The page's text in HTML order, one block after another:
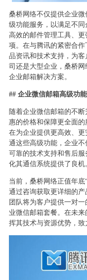
桑桥网络不仅提供企业
级功能服务，以满足不
高效的邮件管理工具、
项。在与腾讯的紧密合
品资讯和技术支持，为
司还是大型企业，桑桥
企业邮箱解决方案。
## 企业微信邮箱高级功
随着企业微信邮箱的不
惠的价格和保障更全面
在为企业提供更高效、
通这些高级功能，企业
可靠的技术支持和售后
化其通信系统提供了良机
当前，桑桥网络正值年
通过咨询获取更详细的
团队将为客户提供一对
业微信邮箱套餐。在未
挥其技术与资源优势，致